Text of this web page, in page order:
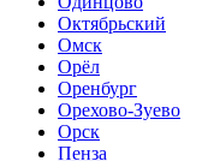
Октябрьский
Омск
Орёл
Оренбург
Орехово-Зуево
Орск
Пенза